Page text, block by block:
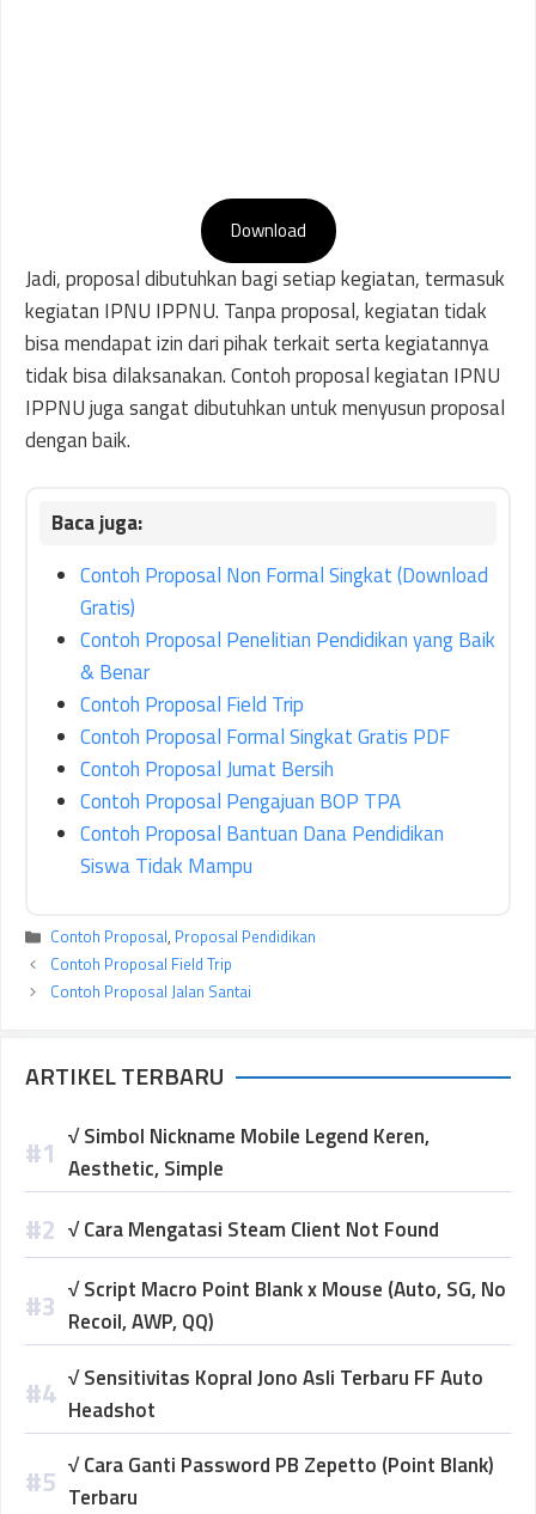
Download
Jadi, proposal dibutuhkan bagi setiap kegiatan, termasuk
kegiatan IPNU IPPNU. Tanpa proposal, kegiatan tidak
bisa mendapat izin dari pihak terkait serta kegiatannya
tidak bisa dilaksanakan. Contoh proposal kegiatan IPNU
IPPNU juga sangat dibutuhkan untuk menyusun proposal
dengan baik.
Contoh Proposal Non Formal Singkat (Download
Gratis)
Contoh Proposal Penelitian Pendidikan yang Baik
& Benar
Contoh Proposal Field Trip
Contoh Proposal Formal Singkat Gratis PDF
Contoh Proposal Jumat Bersih
Contoh Proposal Pengajuan BOP TPA
Contoh Proposal Bantuan Dana Pendidikan
Siswa Tidak Mampu
Kategori
Contoh Proposal, Proposal Pendidikan
Contoh Proposal Field Trip
Contoh Proposal Jalan Santai
ARTIKEL TERBARU
√ Simbol Nickname Mobile Legend Keren,
Aesthetic, Simple
√ Cara Mengatasi Steam Client Not Found
√ Script Macro Point Blank x Mouse (Auto, SG, No
Recoil, AWP, QQ)
√ Sensitivitas Kopral Jono Asli Terbaru FF Auto
Headshot
√ Cara Ganti Password PB Zepetto (Point Blank)
Terbaru